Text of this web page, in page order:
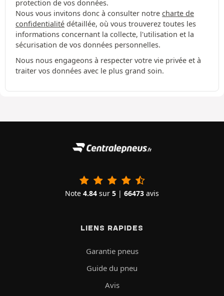
protection de vos données.
Nous vous invitons donc à consulter notre charte de
confidentialité détaillée, où vous trouverez toutes les
informations concernant la collecte, l'utilisation et la
sécurisation de vos données personnelles.
Nous nous engageons à respecter votre vie privée et à
traiter vos données avec le plus grand soin.
Note 4.84 sur 5 | 66473 avis
LIENS RAPIDES
Garantie pneus
Guide du pneu
Avis